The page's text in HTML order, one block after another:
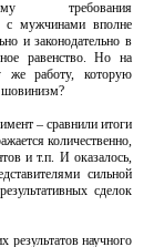
требования
с мужчинами вполне
и законодательно в
равенство. Но на
же работу, которую
– сравнили итоги
количественно,
и т.п. И оказалось,
сильной
сделок
результатов научного